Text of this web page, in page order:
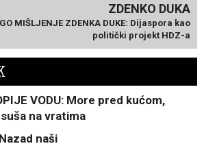
ZDENKO DUKA
MIŠLJENJE ZDENKA DUKE: Dijaspora kao
politički projekt HDZ-a
VODU: More pred kućom,
na vratima
naši